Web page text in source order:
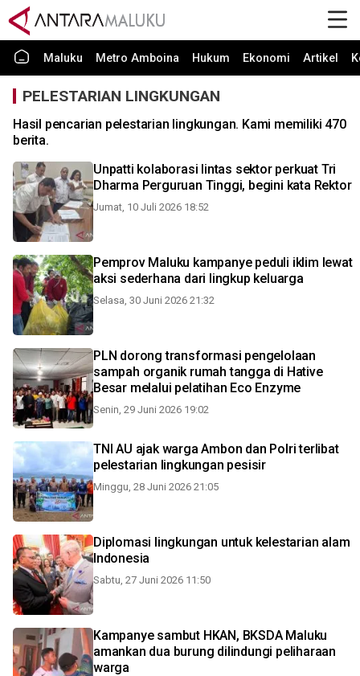
Maluku Metro Amboina Hukum Ekonomi Artikel
PELESTARIAN LINGKUNGAN
Hasil pencarian pelestarian lingkungan. Kami memiliki 470
berita.
Unpatti kolaborasi lintas sektor perkuat Tri
Dharma Perguruan Tinggi, begini kata Rektor
Jumat, 10 Juli 2026 18:52
Pemprov Maluku kampanye peduli iklim lewat
aksi sederhana dari lingkup keluarga
Selasa, 30 Juni 2026 21:32
PLN dorong transformasi pengelolaan
sampah organik rumah tangga di Hative
Besar melalui pelatihan Eco Enzyme
Senin, 29 Juni 2026 19:02
TNI AU ajak warga Ambon dan Polri terlibat
pelestarian lingkungan pesisir
Minggu, 28 Juni 2026 21:05
Diplomasi lingkungan untuk kelestarian alam
Indonesia
Sabtu, 27 Juni 2026 11:50
Kampanye sambut HKAN, BKSDA Maluku
amankan dua burung dilindungi peliharaan
warga